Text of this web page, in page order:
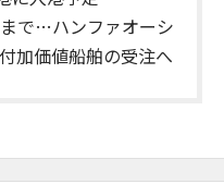
で…ハンファオーシ
加価値船舶の受注へ